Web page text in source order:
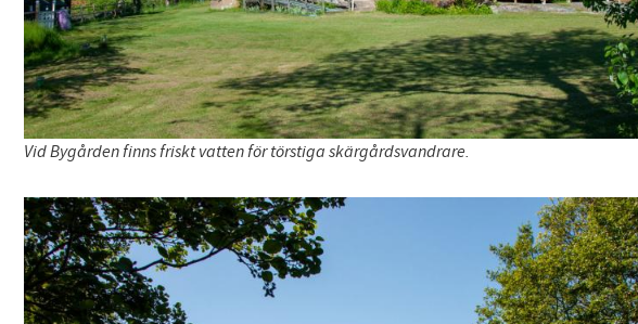
Vid Bygården finns friskt vatten för törstiga skärgårdsvandrare.